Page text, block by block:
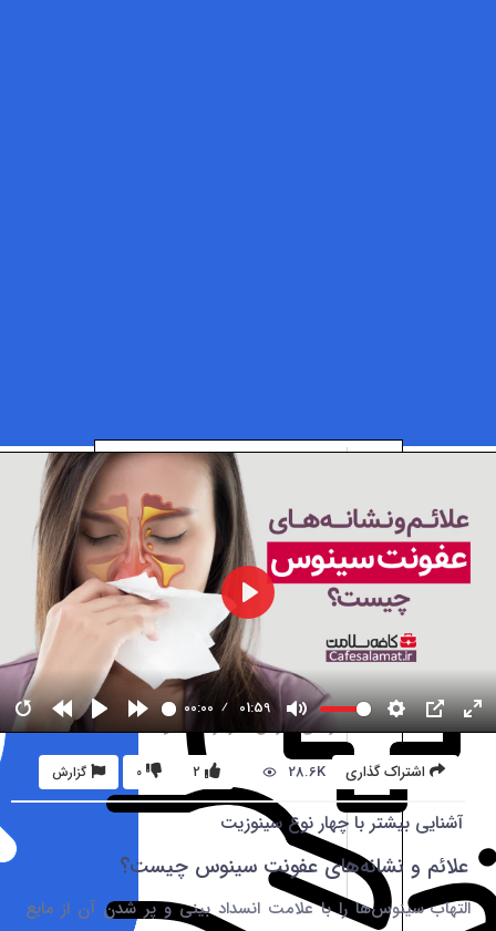
00:00 01:59
اشتراک گذاری 28.6K گزارش 0 2
آشنایی بیشتر با چهار نوع سینوزیت
علائم و نشانه‌های عفونت سینوس چیست؟
التهاب سینوس‌ها را با علامت انسداد بینی و پر شدن آن از مایع